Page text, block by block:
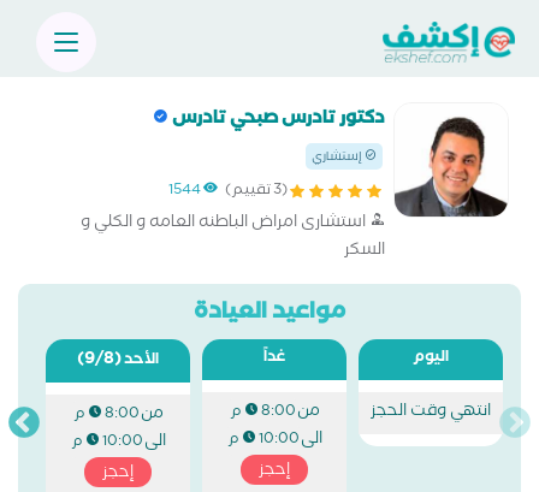
دكتور تادرس صبحي تادرس
إستشاري
(3 تقييم) 1544
استشارى امراض الباطنه العامه و الكلي و
السكر
مواعيد العيادة
اليوم
انتهي وقت الحجز
غداً
من8:00 م
الى10:00 م
إحجز
الأحد(9/8)
من8:00 م
الى10:00 م
إحجز